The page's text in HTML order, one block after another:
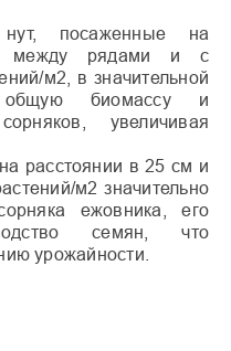
посаженные на
между рядами и с
м2, в значительной
общую биомассу и
увеличивая
расстоянии в 25 см и
м2 значительно
ежовника, его
семян, что
урожайности.